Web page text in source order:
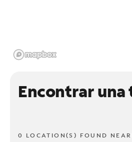
Encontrar una
0 LOCATION(S) FOUND